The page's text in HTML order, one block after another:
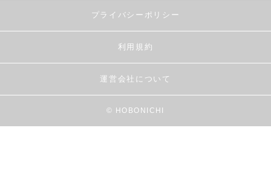
プライバシーポリシー
利用規約
運営会社について
© HOBONICHI